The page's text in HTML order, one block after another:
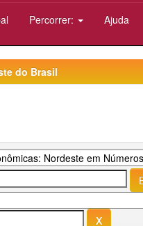
Percorrer: Ajuda
do Brasil